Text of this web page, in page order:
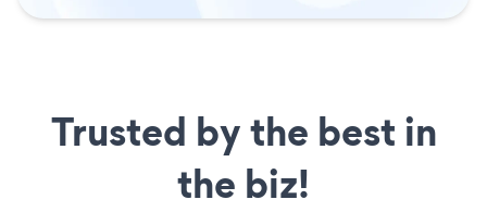
Trusted by the best in
the biz!